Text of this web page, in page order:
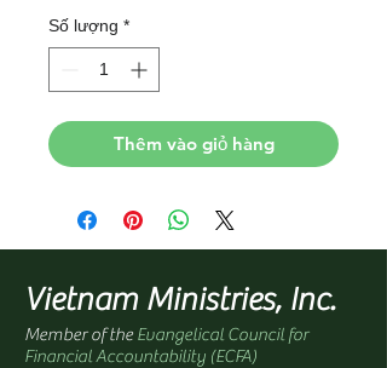
Số lượng *
Thêm vào giỏ hàng
Vietnam Ministries, Inc.
Member of the Evangelical Council for
Financial Accountability (ECFA)